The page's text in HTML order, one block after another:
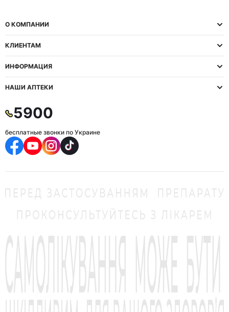
О КОМПАНИИ
КЛИЕНТАМ
ИНФОРМАЦИЯ
НАШИ АПТЕКИ
5900
бесплатные звонки по Украине